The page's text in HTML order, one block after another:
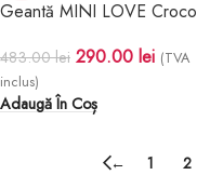
Geantă MINI LOVE Croco
483.00lei 290.00 lei (TVA
inclus)
Adaugă În Coș
← 1 2